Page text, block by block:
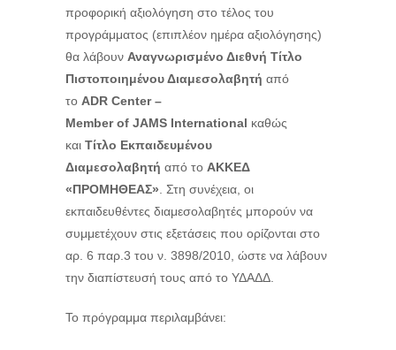
προφορική αξιολόγηση στο τέλος του
προγράμματος (επιπλέον ημέρα αξιολόγησης)
θα λάβουν Αναγνωρισμένο Διεθνή Τίτλο
Πιστοποιημένου Διαμεσολαβητή από
το ADR Center –
Member of JAMS International καθώς
και Τίτλο Εκπαιδευμένου
Διαμεσολαβητή από το ΑΚΚΕΔ
«ΠΡΟΜΗΘΕΑΣ» . Στη συνέχεια, οι
εκπαιδευθέντες διαμεσολαβητές μπορούν να
συμμετέχουν στις εξετάσεις που ορίζονται στο
αρ. 6 παρ.3 του ν. 3898/2010, ώστε να λάβουν
την διαπίστευσή τους από το ΥΔΑΔΔ.
Το πρόγραμμα περιλαμβάνει: